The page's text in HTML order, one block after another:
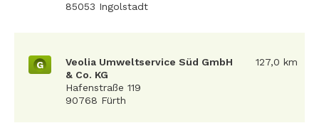
85053 Ingolstadt
G
Veolia Umweltservice Süd GmbH
& Co. KG
Hafenstraße 119
90768 Fürth
127,0 km